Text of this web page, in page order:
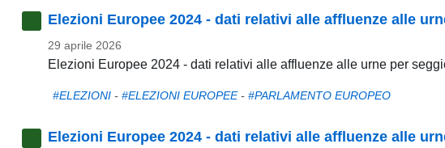
Elezioni Europee 2024 - dati relativi alle affluenze alle
29 aprile 2026
Elezioni Europee 2024 - dati relativi alle affluenze alle urne per
#ELEZIONI -#ELEZIONI EUROPEE-#PARLAMENTO EUROPEO
Elezioni Europee 2024 - dati relativi alle affluenze alle